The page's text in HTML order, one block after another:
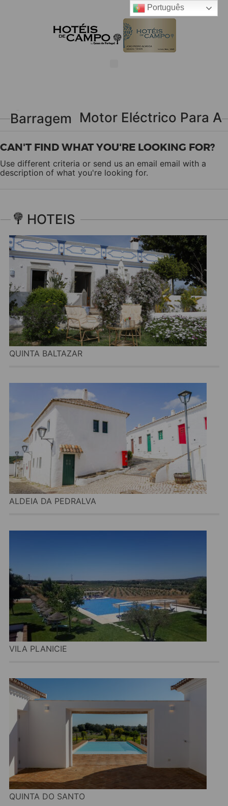
Barco A Motor Eléctrico Para A Barragem
CAN'T FIND WHAT YOU'RE LOOKING FOR?
Use different criteria or send us an email email with a
description of what you're looking for.
HOTEIS
QUINTA BALTAZAR
ALDEIA DA PEDRALVA
VILA PLANICIE
QUINTA DO SANTO
Português